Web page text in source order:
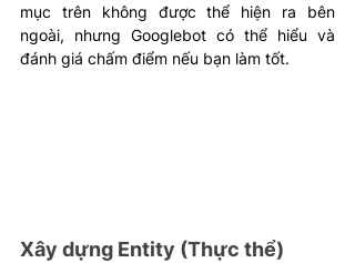
mục trên không được thể hiện ra bên
ngoài, nhưng Googlebot có thể hiểu và
đánh giá chấm điểm nếu bạn làm tốt.
Xây dựng Entity (Thực thể)